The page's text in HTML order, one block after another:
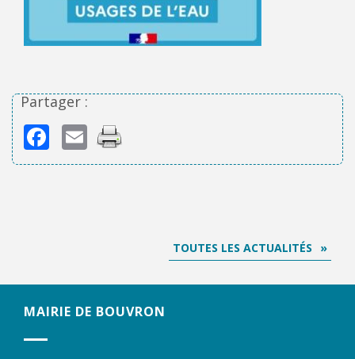
Partager :
Facebook
Email
TOUTES LES ACTUALITÉS
MAIRIE DE BOUVRON